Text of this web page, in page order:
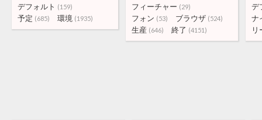
デフォルト (159)
予定 (685) 環境 (1935)
フィーチャー (29)
フォン (53) ブラウザ (524)
生産 (646) 終了 (4151)
デ
ナ
リ